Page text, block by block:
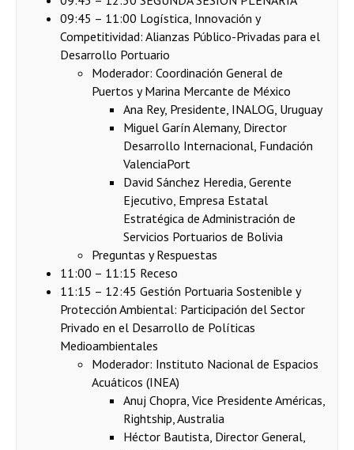
09:45 – 11:00 Logística, Innovación y
Competitividad: Alianzas Público-Privadas para el
Desarrollo Portuario
Moderador: Coordinación General de
Puertos y Marina Mercante de México
Ana Rey, Presidente, INALOG, Uruguay
Miguel Garín Alemany, Director
Desarrollo Internacional, Fundación
ValenciaPort
David Sánchez Heredia, Gerente
Ejecutivo, Empresa Estatal
Estratégica de Administración de
Servicios Portuarios de Bolivia
Preguntas y Respuestas
11:00 – 11:15 Receso
11:15 – 12:45 Gestión Portuaria Sostenible y
Protección Ambiental: Participación del Sector
Privado en el Desarrollo de Políticas
Medioambientales
Moderador: Instituto Nacional de Espacios
Acuáticos (INEA)
Anuj Chopra, Vice Presidente Américas,
Rightship, Australia
Héctor Bautista, Director General,